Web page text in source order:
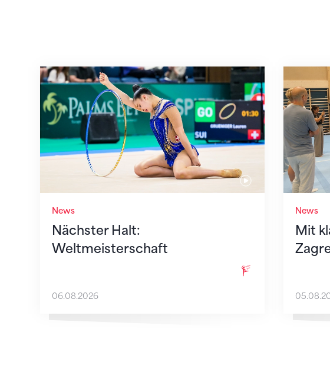
News
Nächster Halt:
Weltmeisterschaft
Nächster Halt: Weltmeisterschaft
06.08.2026
News
Mit
Mit